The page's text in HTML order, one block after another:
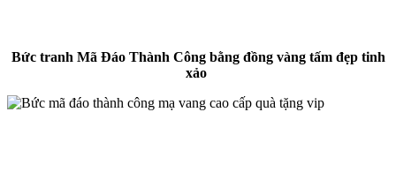
Bức tranh Mã Đáo Thành Công bằng đồng vàng tấm đẹp tinh
xảo